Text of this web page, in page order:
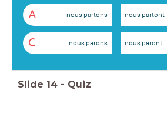
A nous partons nous partont
C nous parons nous paront
Slide 14 - Quiz